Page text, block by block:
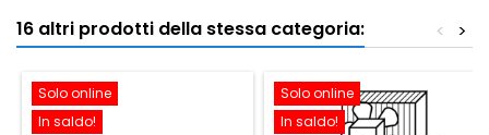
16 altri prodotti della stessa categoria: >
<
Solo online
In saldo!
Solo online
In saldo!